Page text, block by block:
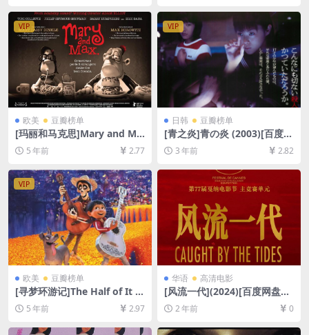
[MP4/6GB][中文字幕]
清未删减][MP4/11GB][原声
中德字幕]
VIP
欧美 豆瓣榜单
[玛丽和马克思]Mary and Ma
x (2009)[百度网盘+迅雷云盘
资源1080P超清未删减][MP4/
5.9GB][中英字幕]
5 年前 2.77
VIP
日韩 豆瓣榜单
[青之炎]青の炎 (2003)[百度网
盘+夸克网盘1080P超清未删
减资源][网盘在线播放/下载]
[MP4/7.4GB][中文字幕]
3 年前 2.82
VIP
欧美 豆瓣榜单
[寻梦环游记]The Half of It (2
020)[百度网盘+迅雷云盘资源
1080P超清未删减][MP4/6.9G
5 年前 2.97
华语 高清电影
[风流一代](2024)[百度网盘
+夸克网盘1080P超清未删减
资源][网盘在线播放/下载][MP
2 年前 0